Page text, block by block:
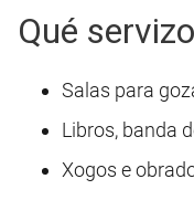
Qué
Salas para
Libros, banda
Xogos e